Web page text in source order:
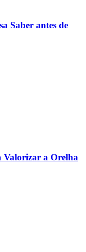
Saber antes de
Valorizar a Orelha